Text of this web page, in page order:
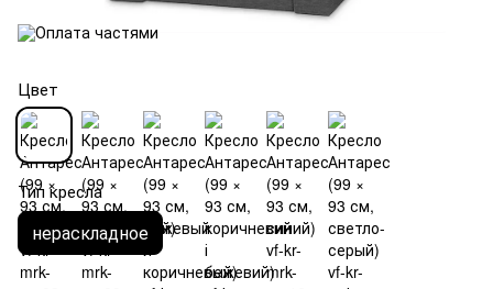
Цвет
Тип кресла
нераскладное